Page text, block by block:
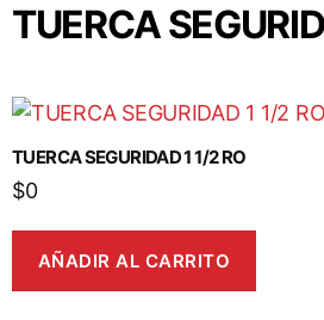
TUERCA
TUERCA SEGURIDAD 1 1/2 RO
$0
AÑADIR AL CARRITO